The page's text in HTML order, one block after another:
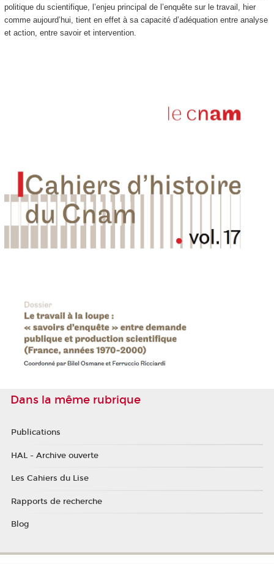
politique du scientifique, l’enjeu principal de l’enquête sur le travail, hier
comme aujourd’hui, tient en effet à sa capacité d’adéquation entre analyse
et action, entre savoir et intervention.
Dans la même rubrique
Publications
HAL - Archive ouverte
Les Cahiers du Lise
Rapports de recherche
Blog